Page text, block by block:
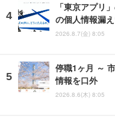
「東京アプリ
の個人情報漏
2026.8.7(金) 8:05
停職1ヶ月 ～
情報を口外
2026.8.6(木) 8:05